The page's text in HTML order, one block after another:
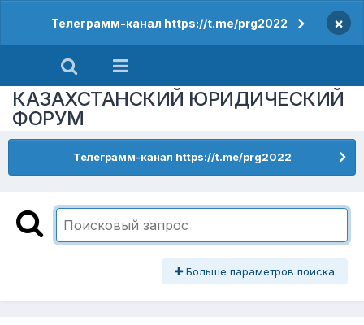
Телеграмм-канал https://t.me/prg2022 ×
КАЗАХСТАНСКИЙ ЮРИДИЧЕСКИЙ
ФОРУМ
Телеграмм-канал https://t.me/prg2022
Больше параметров поиска